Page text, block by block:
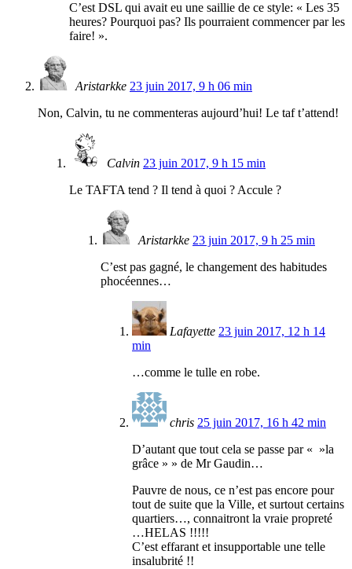
C’est DSL qui avait eu une saillie de ce style: « Les 35
heures? Pourquoi pas? Ils pourraient commencer par les
faire! ».
Aristarkke 23 juin 2017, 9 h 06 min
Non, Calvin, tu ne commenteras aujourd’hui! Le taf t’attend!
Calvin 23 juin 2017, 9 h 15 min
Le TAFTA tend ? Il tend à quoi ? Accule ?
Aristarkke 23 juin 2017, 9 h 25 min
C’est pas gagné, le changement des habitudes
phocéennes…
Lafayette 23 juin 2017, 12 h 14
min
…comme le tulle en robe.
chris 25 juin 2017, 16 h 42 min
D’autant que tout cela se passe par « »la
grâce » » de Mr Gaudin…
Pauvre de nous, ce n’est pas encore pour
tout de suite que la Ville, et surtout certains
quartiers…, connaitront la vraie propreté
…HELAS !!!!!
C’est effarant et insupportable une telle
insalubrité !!